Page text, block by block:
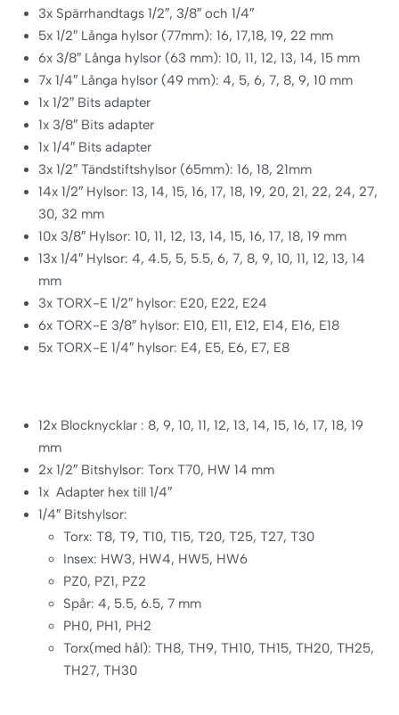
3x Spärrhandtags 1/2″, 3/8″ och 1/4″
5x 1/2″ Långa hylsor (77mm): 16, 17,18, 19, 22 mm
6x 3/8″ Långa hylsor (63 mm): 10, 11, 12, 13, 14, 15 mm
7x 1/4″ Långa hylsor (49 mm): 4, 5, 6, 7, 8, 9, 10 mm
1x 1/2″ Bits adapter
1x 3/8″ Bits adapter
1x 1/4″ Bits adapter
3x 1/2″ Tändstiftshylsor (65mm): 16, 18, 21mm
14x 1/2″ Hylsor: 13, 14, 15, 16, 17, 18, 19, 20, 21, 22, 24, 27,
30, 32 mm
10x 3/8″ Hylsor: 10, 11, 12, 13, 14, 15, 16, 17, 18, 19 mm
13x 1/4″ Hylsor: 4, 4.5, 5, 5.5, 6, 7, 8, 9, 10, 11, 12, 13, 14
mm
3x TORX-E 1/2″ hylsor: E20, E22, E24
6x TORX-E 3/8″ hylsor: E10, E11, E12, E14, E16, E18
5x TORX-E 1/4″ hylsor: E4, E5, E6, E7, E8
12x Blocknycklar : 8, 9, 10, 11, 12, 13, 14, 15, 16, 17, 18, 19
mm
2x 1/2″ Bitshylsor: Torx T70, HW 14 mm
1x Adapter hex till 1/4″
1/4″ Bitshylsor:
Torx: T8, T9, T10, T15, T20, T25, T27, T30
Insex: HW3, HW4, HW5, HW6
PZ0, PZ1, PZ2
Spår: 4, 5.5, 6.5, 7 mm
PH0, PH1, PH2
Torx(med hål): TH8, TH9, TH10, TH15, TH20, TH25,
TH27, TH30